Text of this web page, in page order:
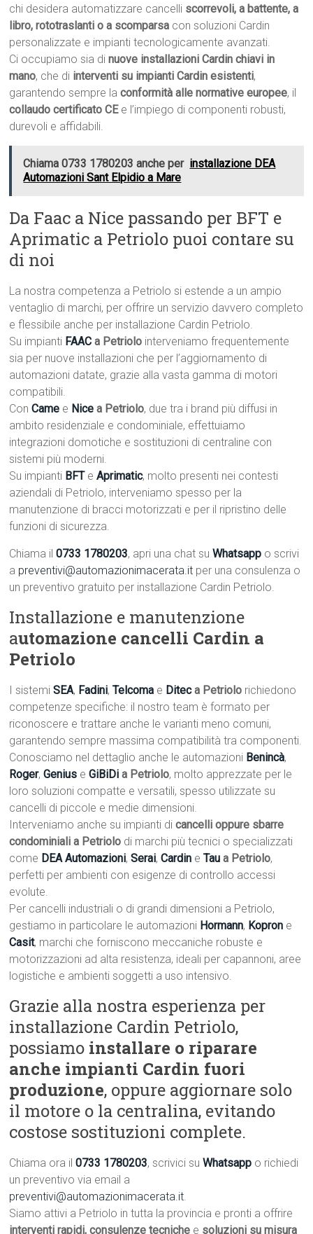
chi desidera automatizzare cancelli scorrevoli, a battente, a
libro, rototraslanti o a scomparsa con soluzioni Cardin
personalizzate e impianti tecnologicamente avanzati.
Ci occupiamo sia dinuove installazioni Cardin chiavi in
mano, che di interventi su impianti Cardin esistenti,
garantendo sempre laconformità alle normative europee, il
collaudo certificato CEe l’impiego di componenti robusti,
durevoli e affidabili.
Chiama 0733 1780203 anche per installazione DEA
Automazioni Sant Elpidio a Mare
Da Faac a Nice passando per BFT e
Aprimatic a Petriolo puoi contare su
di noi
La nostra competenza a Petriolo si estende a un ampio
ventaglio di marchi, per offrire un servizio davvero completo
e flessibile anche per installazione Cardin Petriolo.
Su impianti FAAC a Petriolo interveniamo frequentemente
sia per nuove installazioni che per l’aggiornamento di
automazioni datate, grazie alla vasta gamma di motori
compatibili.
ConCame e Nice a Petriolo, due tra i brand più diffusi in
ambito residenziale e condominiale, effettuiamo
integrazioni domotiche e sostituzioni di centraline con
sistemi più moderni.
Su impianti BFT eAprimatic, molto presenti nei contesti
aziendali di Petriolo, interveniamo spesso per la
manutenzione di bracci motorizzati e per il ripristino delle
funzioni di sicurezza.
Chiama il0733 1780203, apri una chat suWhatsapp o scrivi
a preventivi@automazionimacerata.it per una consulenza o
un preventivo gratuito per installazione Cardin Petriolo.
Installazione e manutenzione
automazione cancelli Cardin a
Petriolo
I sistemiSEA, Fadini,Telcoma e Diteca Petriolo richiedono
competenze specifiche: il nostro team è formato per
riconoscere e trattare anche le varianti meno comuni,
garantendo sempre massima compatibilità tra componenti.
Conosciamo nel dettaglio anche le automazioni Benincà,
Roger,Genius eGiBiDi a Petriolo, molto apprezzate per le
loro soluzioni compatte e versatili, spesso utilizzate su
cancelli di piccole e medie dimensioni.
Interveniamo anche su impianti dicancelli oppure sbarre
condominiali a Petriolo di marchi più tecnici o specializzati
come DEA Automazioni,Serai,Cardin eTau a Petriolo,
perfetti per ambienti con esigenze di controllo accessi
evolute.
Per cancelli industriali o di grandi dimensioni a Petriolo,
gestiamo in particolare le automazioni Hormann, Kopron e
Casit, marchi che forniscono meccaniche robuste e
motorizzazioni ad alta resistenza, ideali per capannoni, aree
logistiche e ambienti soggetti a uso intensivo.
Grazie alla nostra esperienza per
installazione Cardin Petriolo,
possiamo installare o riparare
anche impianti Cardin fuori
produzione, oppure aggiornare solo
il motore o la centralina, evitando
costose sostituzioni complete.
Chiama ora il0733 1780203, scrivici suWhatsapp o richiedi
un preventivo via email a
preventivi@automazionimacerata.it.
Siamo attivi a Petriolo in tutta la provincia e pronti a offrire
interventi rapidi, consulenze tecniche e soluzioni su misura